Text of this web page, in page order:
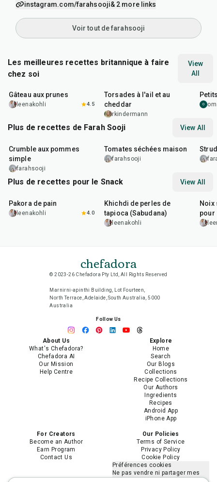
instagram.com/farahsooji& 2 more links
Voir tout de farahsooji
Les meilleures recettes britannique à faire
chez soi
View
All
1hr5 min
Gâteau aux prunes
leenakohli 4.5
Torsades à l'ail et au
cheddar
rkindermann
O
Plus de recettes de Farah Sooji View All
Crumble aux pommes
simple
farahsooji
15
Tomates séchées maison
farahsooji
Plus de recettes pour le Snack View All
Pakora de pain
leenakohli 4.0
Khichdi de perles de
tapioca (Sabudana)
leenakohli
Noix
pour
chefadora
© 2023-26 Chefadora Pty Ltd, All Rights Reserved
Marnirni-apinthi Building, Lot Fourteen,
North Terrace, Adelaide, South Australia, 5000
Australia
Follow Us
About Us
What's Chefadora?
Chefadora AI
Our Mission
Help Centre
Explore
Home
Search
Our Blogs
Collections
Recipe Collections
Our Authors
Ingredients
Recipes
Android App
iPhone App
For Creators
Become an Author
Earn Program
Contact Us
Our Policies
Terms of Service
Privacy Policy
Cookie Policy
Préférences cookies
Ne pas vendre ni partager mes